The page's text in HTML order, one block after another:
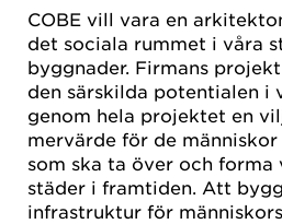
COBE vill vara en
det sociala rummet i våra
byggnader. Firmans
den särskilda potentialen i
genom hela projektet en
mervärde för de
som ska ta över och forma
städer i framtiden. Att
infrastruktur för